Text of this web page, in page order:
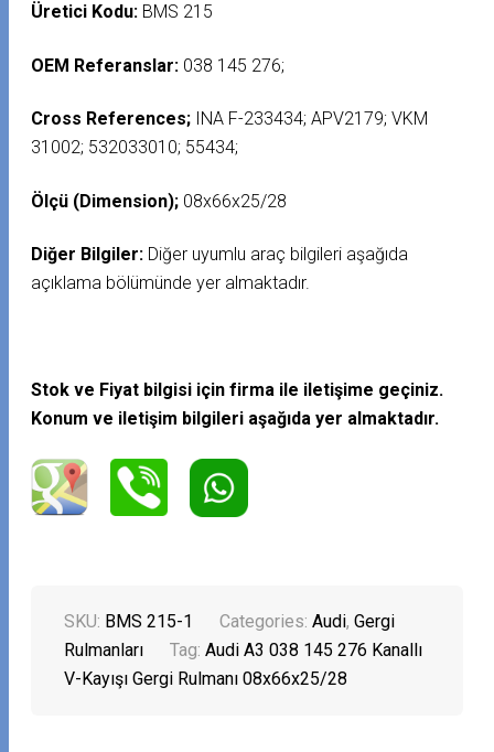
Üretici Kodu: BMS 215
OEM Referanslar: 038 145 276;
Cross References; INA F-233434; APV2179; VKM
31002; 532033010; 55434;
Ölçü (Dimension); 08x66x25/28
Diğer Bilgiler: Diğer uyumlu araç bilgileri aşağıda
açıklama bölümünde yer almaktadır.
Stok ve Fiyat bilgisi için firma ile iletişime geçiniz.
Konum ve iletişim bilgileri aşağıda yer almaktadır.
SKU: BMS 215-1 Categories:Audi,Gergi
Rulmanları
Tag:Audi A3 038 145 276 Kanallı
V-Kayışı Gergi Rulmanı 08x66x25/28